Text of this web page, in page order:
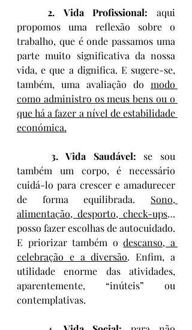
	2. Vida Profissional:
aqui
propomos uma reflexão sobre o
trabalho, que é onde passamos uma
parte muito significativa da nossa
vida, e que a dignifica. E sugere-se,
também, uma avaliação do modo
como administro os meus bens ou o
que há a fazer a nível de estabilidade
económica.
	3. Vida Saudável:
se sou
também um corpo, é necessário
cuidá-lo para crescer e amadurecer
de forma equilibrada. Sono,
alimentação, desporto, check-ups…
posso fazer escolhas de autocuidado.
E priorizar também o descanso, a
celebração e a diversão. Enfim, a
utilidade enorme das atividades,
aparentemente, “inúteis” ou
contemplativas.